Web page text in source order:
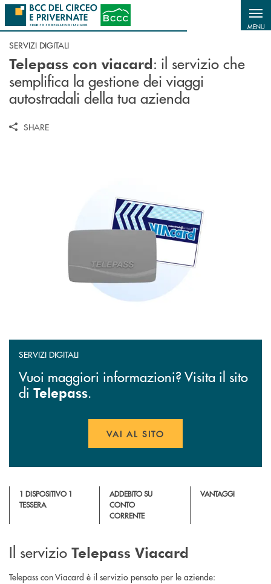
Salta al contenuto principale
MENU
SERVIZI DIGITALI
Telepass con viacard: il servizio che
semplifica la gestione dei viaggi
autostradali della tua azienda
SHARE
SERVIZI DIGITALI
Vuoi maggiori informazioni? Visita il sito
di Telepass.
VAI AL SITO
1 DISPOSITIVO 1
TESSERA
ADDEBITO SU
CONTO
CORRENTE
VANTAGGI
Il servizio Telepass Viacard
Telepass con Viacard è il servizio pensato per le aziende: